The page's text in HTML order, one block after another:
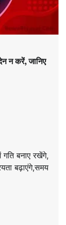
न करें, जानिए
बनाए रखेंगे,
बढ़ाएंगे,समय